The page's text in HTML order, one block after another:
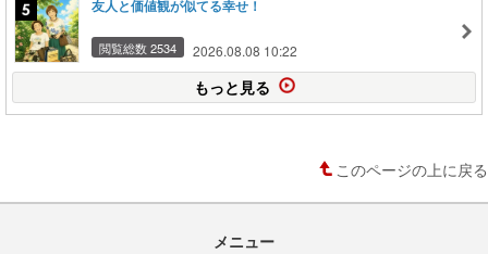
友人と価値観が似てる幸せ！
閲覧総数 2534 2026.08.08 10:22
もっと見る
このページの上に戻る
メニュー